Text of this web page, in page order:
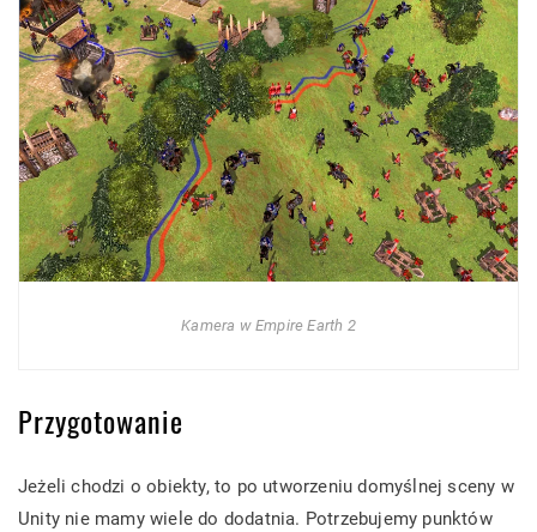
Kamera w Empire Earth 2
Przygotowanie
Jeżeli chodzi o obiekty, to po utworzeniu domyślnej sceny w
Unity nie mamy wiele do dodatnia. Potrzebujemy punktów